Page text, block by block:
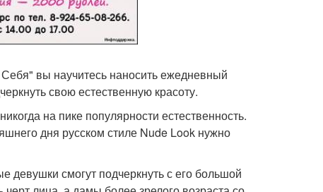
Себя" вы научитесь наносить ежедневный
свою естественную красоту.
на пике популярности естественность.
дня русском стиле Nude Look нужно
смогут подчеркнуть с его большой